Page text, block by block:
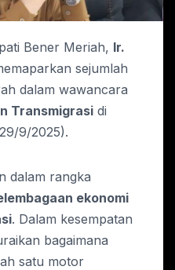
Bener Meriah, Ir.
sejumlah
dalam wawancara
Transmigrasi di
9/2025).
dalam rangka
ekonomi
. Dalam kesempatan
bagaimana
satu motor